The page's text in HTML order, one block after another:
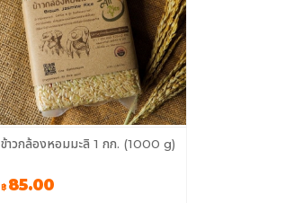
ข้าวกล้องหอมมะลิ 1 กก. (1000 g)
฿ 85.00